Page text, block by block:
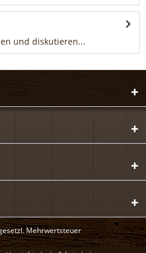
und diskutieren...
Mehrwertsteuer